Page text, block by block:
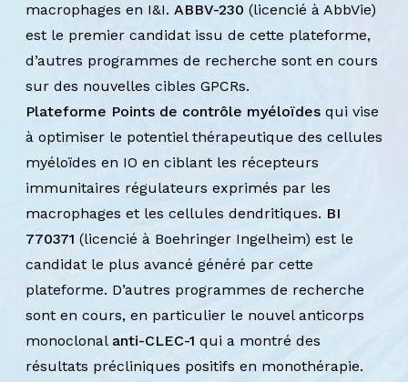
macrophages en I&I. ABBV-230 (licencié à AbbVie)
est le premier candidat issu de cette plateforme,
d’autres programmes de recherche sont en cours
sur des nouvelles cibles GPCRs.
Plateforme Points de contrôle myéloïdes qui vise
à optimiser le potentiel thérapeutique des cellules
myéloïdes en IO en ciblant les récepteurs
immunitaires régulateurs exprimés par les
macrophages et les cellules dendritiques. BI
770371 (licencié à Boehringer Ingelheim) est le
candidat le plus avancé généré par cette
plateforme. D’autres programmes de recherche
sont en cours, en particulier le nouvel anticorps
monoclonal anti-CLEC-1 qui a montré des
résultats précliniques positifs en monothérapie.